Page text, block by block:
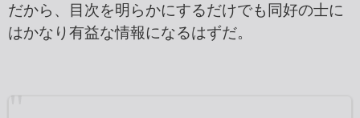
だから、目次を明らかにするだけでも同好の士に
はかなり有益な情報になるはずだ。